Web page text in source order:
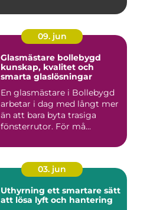
09. jun
Glasmästare bollebygd
kunskap, kvalitet och
smarta glaslösningar
En glasmästare i Bollebygd
arbetar i dag med långt mer
än att bara byta trasiga
fönsterrutor. För må...
03. jun
Uthyrning ett smartare sätt
att lösa lyft och hantering